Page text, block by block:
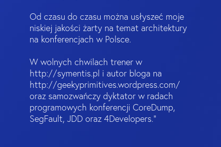
Od czasu do czasu można usłyszeć moje
niskiej jakości żarty na temat architektury
na konferencjach w Polsce.
W wolnych chwilach trener w
http://symentis.pl i autor bloga na
http://geekyprimitives.wordpress.com/
oraz samozwańczy dyktator w radach
programowych konferencji CoreDump,
SegFault, JDD oraz 4Developers."